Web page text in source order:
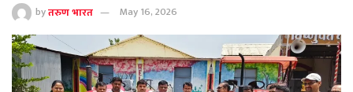
byतरुण भारत May 16, 2026